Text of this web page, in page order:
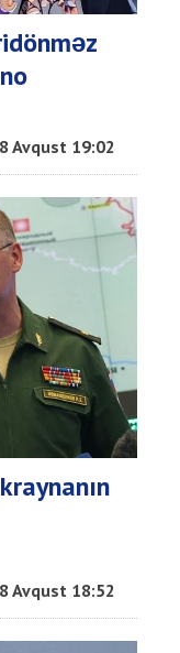
8 Avqust 19:02
8 Avqust 18:52